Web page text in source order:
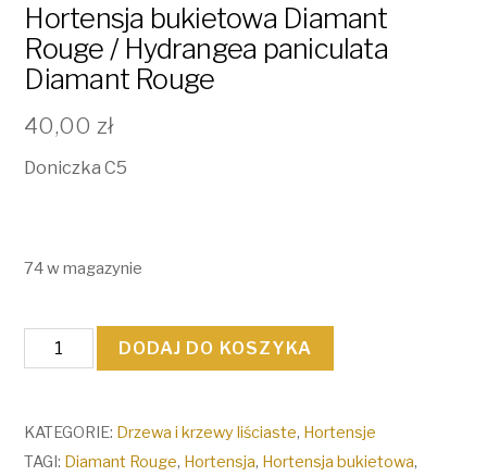
Hortensja bukietowa Diamant
Rouge / Hydrangea paniculata
Diamant Rouge
40,00 zł
Doniczka C5
74 w magazynie
ilość
Hortensja
Diamant
Rouge
DODAJ DO KOSZYKA
KATEGORIE: Drzewa i krzewy liściaste, Hortensje
TAGI: Diamant Rouge, Hortensja, Hortensja bukietowa,